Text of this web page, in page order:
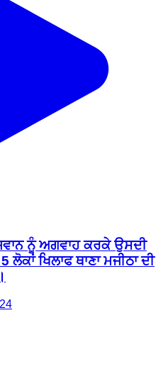
ਨੂੰ ਅਗਵਾਹ ਕਰਕੇ ਉਸਦੀ
ਖਿਲਾਫ ਥਾਣਾ ਮਜੀਠਾ ਦੀ